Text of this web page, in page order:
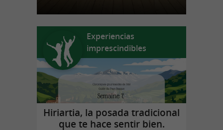
Experiencias
imprescindibles
Hiriartia, la posada tradicional
que te hace sentir bien.